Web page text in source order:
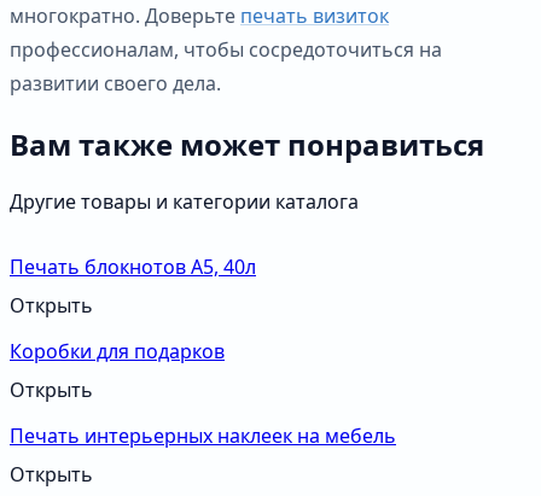
многократно. Доверьте печать визиток
профессионалам, чтобы сосредоточиться на
развитии своего дела.
Вам также может понравиться
Другие товары и категории каталога
Печать блокнотов А5, 40л
Открыть
Коробки для подарков
Открыть
Печать интерьерных наклеек на мебель
Открыть